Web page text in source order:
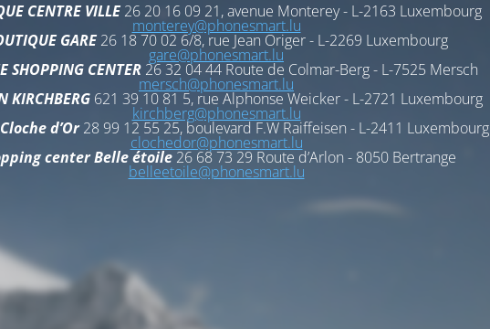
CENTRE VILLE26 20 16 09 21, avenue Monterey - L-2163 Luxembourg
monterey@phonesmart.lu
GARE 26 18 70 02 6/8, rue Jean Origer - L-2269 Luxembourg
gare@phonesmart.lu
SHOPPING CENTER 26 32 04 44 Route de Colmar-Berg - L-7525 Mersch
mersch@phonesmart.lu
KIRCHBERG 621 39 10 81 5, rue Alphonse Weicker - L-2721 Luxembourg
kirchberg@phonesmart.lu
d’Or28 99 12 55 25, boulevard F.W Raiffeisen - L-2411 Luxembourg
clochedor@phonesmart.lu
center Belle étoile 26 68 73 29 Route d’Arlon - 8050 Bertrange
belleetoile@phonesmart.lu